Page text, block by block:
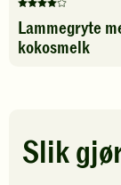
Denne
oppskriften
har
stjerner.
Klikk
Lammegryte
kokosmelk
Slik